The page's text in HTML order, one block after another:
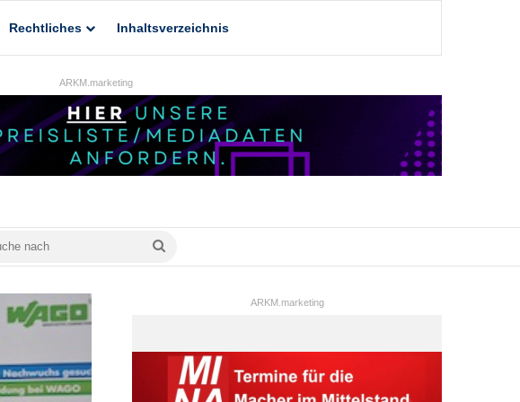
Rechtliches Inhaltsverzeichnis
ARKM.marketing
ARKM.marketing